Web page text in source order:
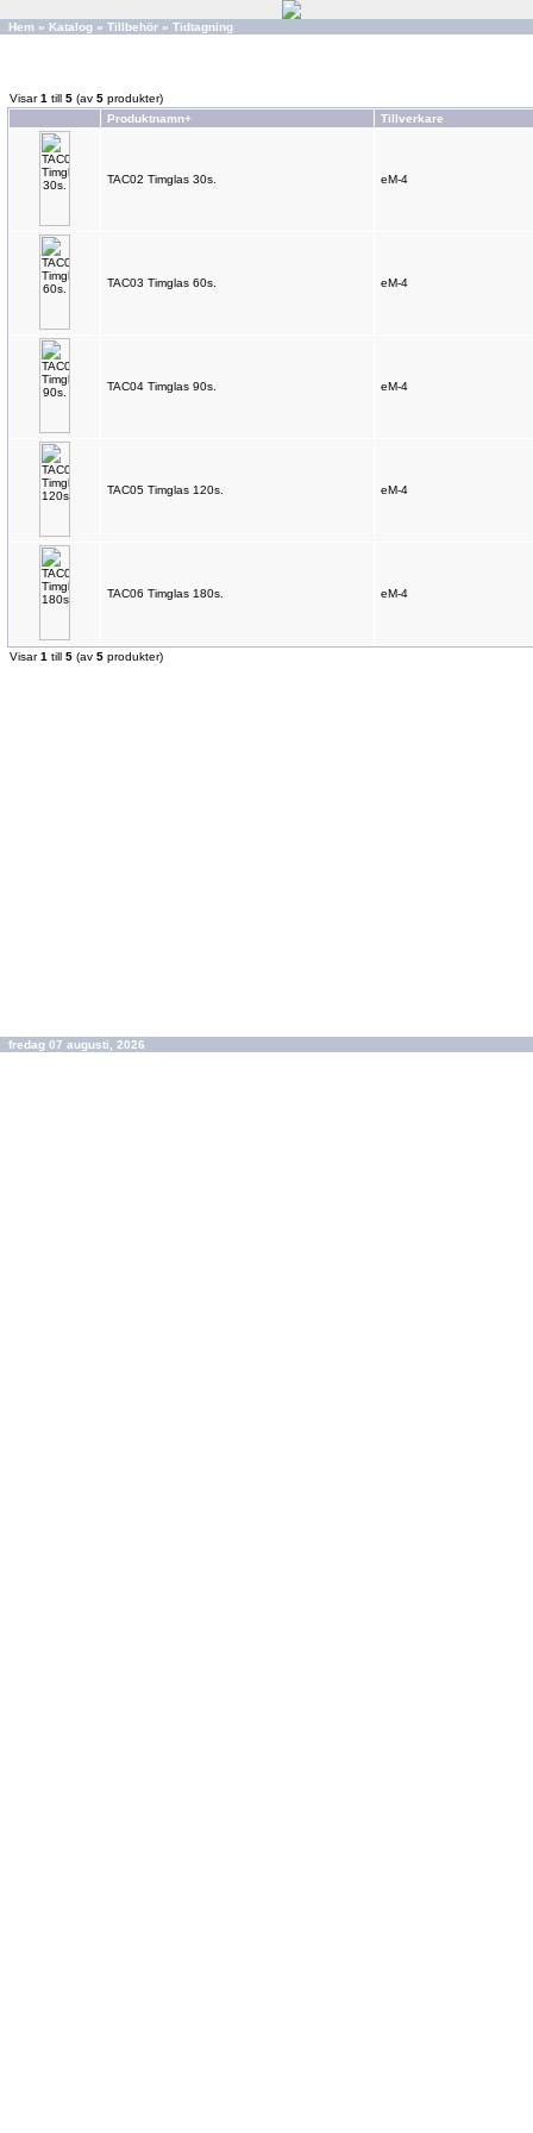
Hem » Katalog » Tillbehör » Tidtagning
Visar1 till 5 (av 5 produkter)
Produktnamn+
Tillverkare
TAC02 Timglas 30s. eM-4
TAC03 Timglas 60s. eM-4
TAC04 Timglas 90s. eM-4
TAC05 Timglas 120s. eM-4
TAC06 Timglas 180s. eM-4
Visar1 till 5 (av 5 produkter)
fredag 07 augusti, 2026